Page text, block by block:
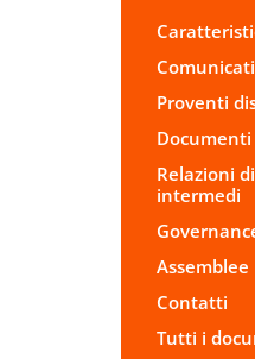
Proventi
Relazioni
intermedi
Assemblee
Contatti
Tutti i